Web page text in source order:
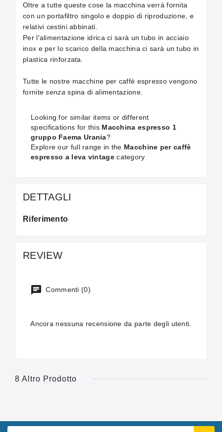
Oltre a tutte queste cose la macchina verrà fornita
con un portafiltro singolo e doppio di riproduzione, e
relativi cestini abbinati.
Per l'alimentazione idrica ci sarà un tubo in acciaio
inox e per lo scarico della macchina ci sarà un tubo in
plastica rinforzata.
Tutte le nostre macchine per caffè espresso vengono
fornitesenza spina di alimentazione.
Looking for similar items or different
specifications for this Macchina espresso 1
gruppo Faema Urania?
Explore our full range in the Macchine per caffè
espresso a leva vintagecategory
DETTAGLI
Riferimento
REVIEW
Commenti (0)
Ancora nessuna recensione da parte degli utenti.
8 Altro Prodotto